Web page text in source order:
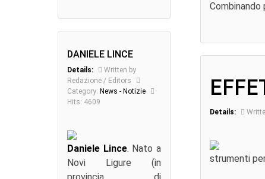
DANIELE LINCE
Details:
Written by
Redazione / Editors
Category: News - Notizie
Hits: 4609
Daniele Lince. Nato a
Novi Ligure (in
Details:
strumenti